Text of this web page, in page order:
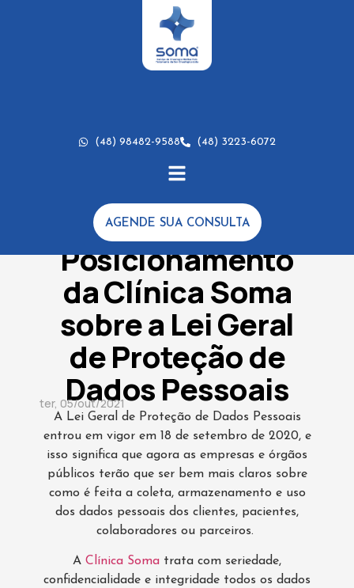
(48) 98482-9588 (48) 3223-6072
AGENDE SUA CONSULTA
NOTICIAS
Posicionamento
da Clínica Soma
sobre a Lei Geral
de Proteção de
Dados Pessoais
ter, 05/out/2021
A Lei Geral de Proteção de Dados Pessoais
entrou em vigor em 18 de setembro de 2020, e
isso significa que agora as empresas e órgãos
públicos terão que ser bem mais claros sobre
como é feita a coleta, armazenamento e uso
dos dados pessoais dos clientes, pacientes,
colaboradores ou parceiros.
A Clínica Soma trata com seriedade,
confidencialidade e integridade todos os dados